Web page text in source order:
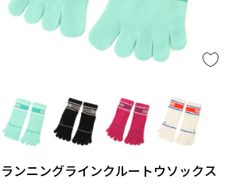
ランニングラインクルートウソックス